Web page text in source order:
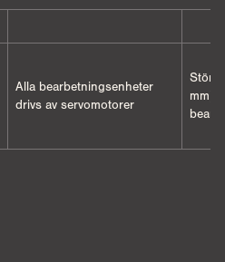
Alla bearbetningsenheter
drivs av servomotorer
mm)